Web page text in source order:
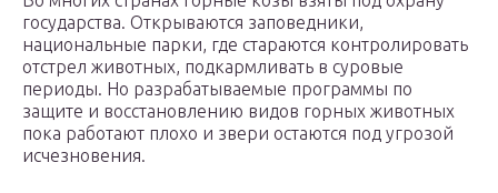
государства. Открываются заповедники,
национальные парки, где стараются контролировать
отстрел животных, подкармливать в суровые
периоды. Но разрабатываемые программы по
защите и восстановлению видов горных животных
пока работают плохо и звери остаются под угрозой
исчезновения.